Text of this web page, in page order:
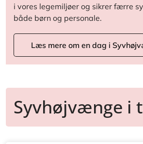
i vores legemiljøer og sikrer færre
både børn og personale.
Læs mere om en dag i
Syvhøjvænge i